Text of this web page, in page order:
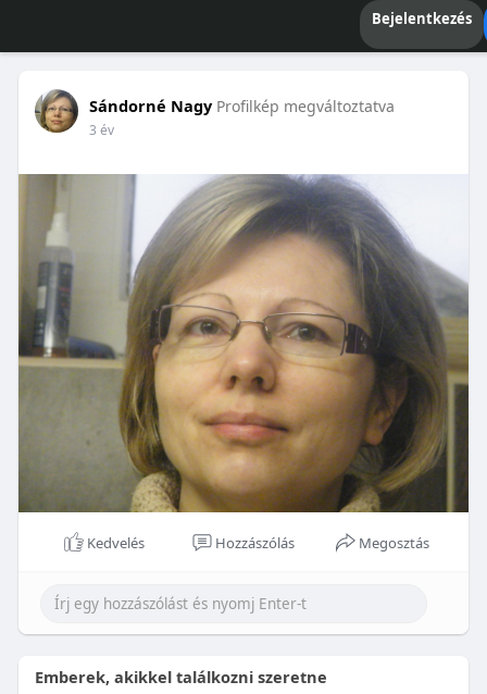
Bejelentkezés
Sándorné Nagy Profilkép megváltoztatva
3 év
Kedvelés Hozzászólás Megosztás
Emberek, akikkel találkozni szeretne